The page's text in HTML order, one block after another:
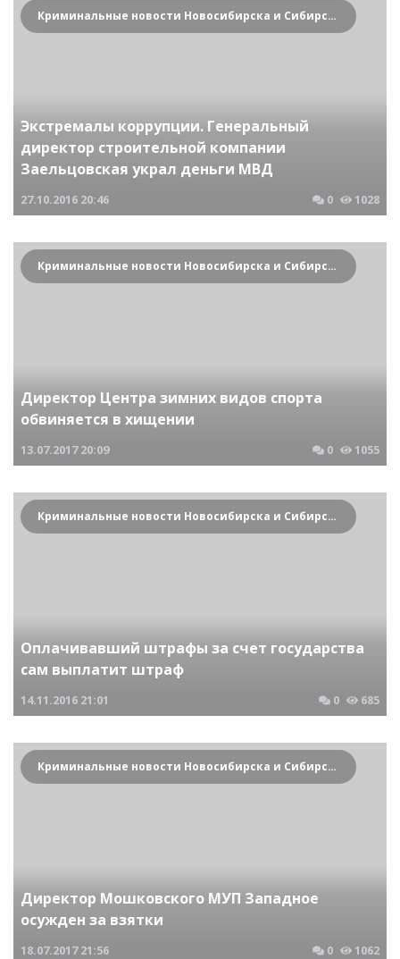
Криминальные новости Новосибирска и Сибирского региона
Экстремалы коррупции. Генеральный
директор строительной компании
Заельцовская украл деньги МВД
27.10.2016 20:46 0 1028
Криминальные новости Новосибирска и Сибирского региона
Директор Центра зимних видов спорта
обвиняется в хищении
13.07.2017 20:09 0 1055
Криминальные новости Новосибирска и Сибирского региона
Оплачивавший штрафы за счет государства
сам выплатит штраф
14.11.2016 21:01 0 685
Криминальные новости Новосибирска и Сибирского региона
Директор Мошковского МУП Западное
осужден за взятки
18.07.2017 21:56 0 1062